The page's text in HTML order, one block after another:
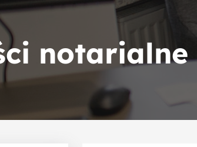
notarialne